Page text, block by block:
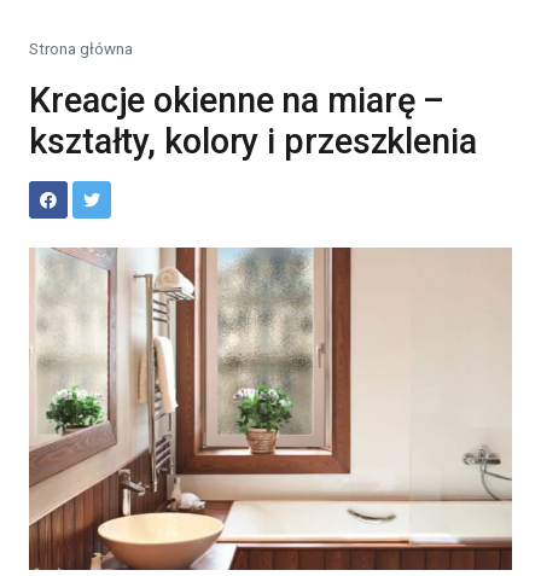
Strona główna
Kreacje okienne na miarę –
kształty, kolory i przeszklenia